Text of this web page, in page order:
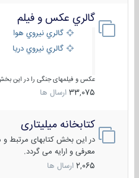
گالري عكس و فيلم
گالري نيروي هوايي
گالري نيروي دريايي
عکس و فیلمهای جنگی را در این بخش
33,075 ارسال ها
کتابخانه میلیتاری
در این بخش کتابهای مرتبط و
معرفی و ارایه می گردد.
2,065 ارسال ها